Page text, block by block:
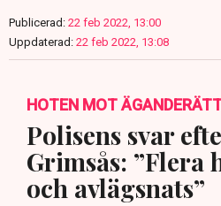
Publicerad: 22 feb 2022, 13:00
Uppdaterad: 22 feb 2022, 13:08
HOTEN MOT
Polisens svar
Grimsås: ”Flera
och avlägsnats”